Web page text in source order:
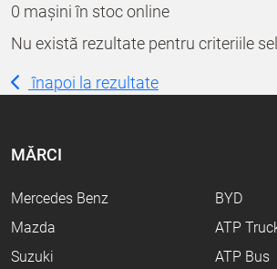
0 mașini în stoc online
Nu există rezultate pentru criteriile
înapoi la rezultate
MĂRCI
Mercedes Benz
Mazda
Suzuki
BYD
ATP
ATP Bus